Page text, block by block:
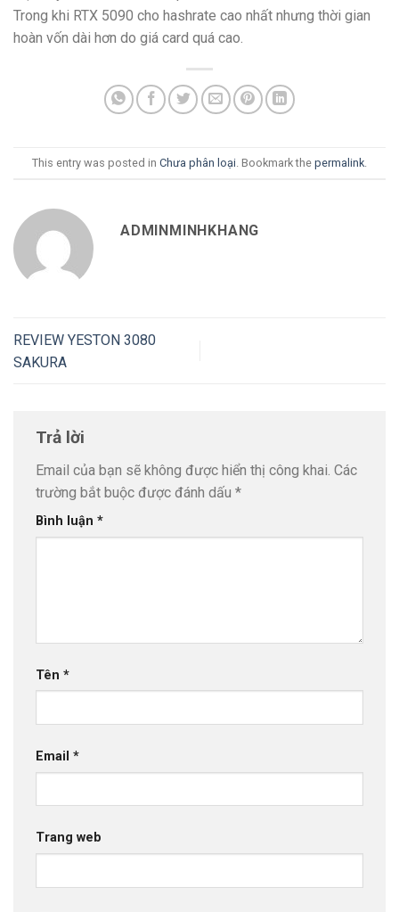
Trong khi RTX 5090 cho hashrate cao nhất nhưng thời gian
hoàn vốn dài hơn do giá card quá cao.
This entry was posted in Chưa phân loại . Bookmark the permalink
ADMINMINHKHANG
REVIEW YESTON 3080
SAKURA
Trả lời
Email của bạn sẽ không được hiển thị công khai. Các
trường bắt buộc được đánh dấu *
Bình luận *
Tên *
Email *
Trang web